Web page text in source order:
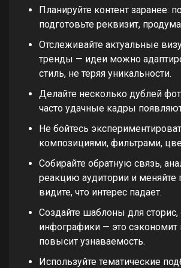
Планируйте контент заранее:
подготовьте реквизит,
Отслеживайте актуальные
тренды — идеи можно
стиль, не теряя уникальности.
Делайте несколько дублей
часто удачные кадры
Не бойтесь
композициями, фильтрами,
Собирайте обратную связь,
реакцию аудитории и меняйте
видите, что интерес падает.
Создайте шаблоны для
инфографики — это сэкономит
повысит узнаваемость.
Используйте тематические